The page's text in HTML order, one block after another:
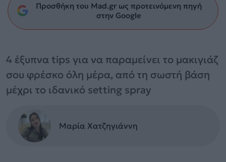
Προσθήκη του Mad.gr ως προτεινόμενη πηγή
στην Google
4 έξυπνα tips για να παραμείνει το μακιγιάζ
σου φρέσκο όλη μέρα, από τη σωστή βάση
μέχρι το ιδανικό setting spray
Μαρία Χατζηγιάννη